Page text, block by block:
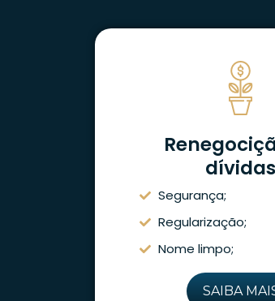
dívidas
Segurança;
Regularização;
Nome limpo;
SAIBA